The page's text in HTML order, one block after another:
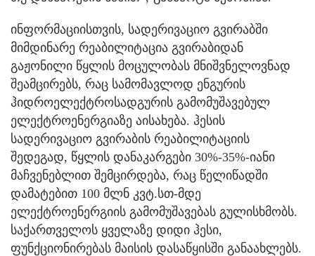
ინფორმაციისთვის, სადერივაციო გვირაბში
მიმდინარე რეაბილიტაცია გვირაბიდან
გაჟონილი წყლის მოცულობას მნიშვნელოვნად
შეამცირებს, რაც სამომავლოდ ენგურის
ჰიდროელექტროსადგურის გამომუშავებულ
ელექტროენერგიაზე აისახება. ჰესის
სადერივაციო გვირაბის რეაბილიტაციის
შედეგად, წყლის დანაკარგები 30%-35%-იანი
მაჩვენებლით შემცირდება, რაც წელიწადში
დამატებით 100 მლნ კვტ.სთ-მდე
ელექტროენერგიის გამომუშავებას გულისხმობს.
საქართველოს ყველაზე დიდი ჰესი,
ფუნქციონირებას მაისის დასაწყისში განაახლებს.